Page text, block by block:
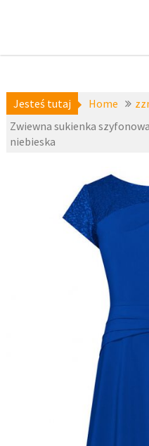
Jesteś tutaj Home
Zwiewna sukienka
niebieska
niedostepne,
zzmobi